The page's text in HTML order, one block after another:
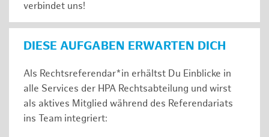
verbindet uns!
DIESE AUFGABEN ERWARTEN DICH
Als Rechtsreferendar*in erhältst Du Einblicke in
alle Services der HPA Rechtsabteilung und wirst
als aktives Mitglied während des Referendariats
ins Team integriert: